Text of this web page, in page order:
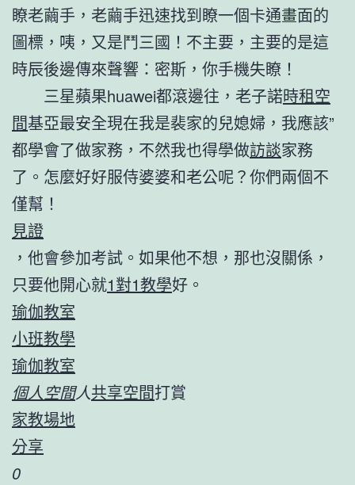
瞭老繭手，老繭手迅速找到瞭一個卡通畫面的
圖標，咦，又是鬥三國！不主要，主要的是這
時辰後邊傳來聲響：密斯，你手機失瞭！
三星蘋果huawei都滾邊往，老子諾時租空
間基亞最安全現在我是裴家的兒媳婦，我應該”
都學會了做家務，不然我也得學做訪談家務
了。怎麼好好服侍婆婆和老公呢？你們兩個不
僅幫！
見證
，他會參加考試。如果他不想，那也沒關係，
只要他開心就1對1教學好。
瑜伽教室
小班教學
瑜伽教室
個人空間人共享空間打賞
家教場地
分享
0